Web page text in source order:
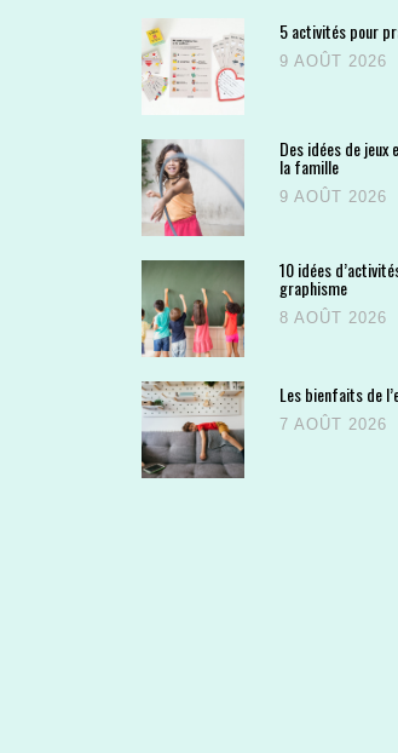
5 activités pour
9 AOÛT 2026
Des idées de
la famille
9 AOÛT 2026
10 idées
graphisme
8 AOÛT 2026
Les bienfaits de
7 AOÛT 2026